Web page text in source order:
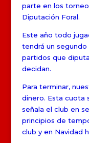
parte en los
Diputación Foral.
Este año todo
tendrá un
partidos que
decidan.
Para terminar,
dinero. Esta cuota
señala el club en
principios de
club y en Navidad